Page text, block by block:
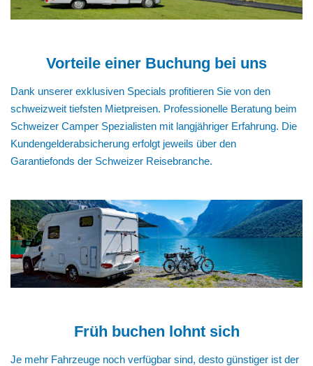
Vorteile einer Buchung bei uns
Dank unserer exklusiven Specials profitieren Sie von den
schweizweit tiefsten Mietpreisen. Professionelle Beratung beim
Schweizer Camper Spezialisten mit langjähriger Erfahrung. Die
Kundengelderabsicherung erfolgt jeweils über den
Garantiefonds der Schweizer Reisebranche.
Früh buchen lohnt sich
Je mehr Fahrzeuge noch verfügbar sind, desto günstiger ist der